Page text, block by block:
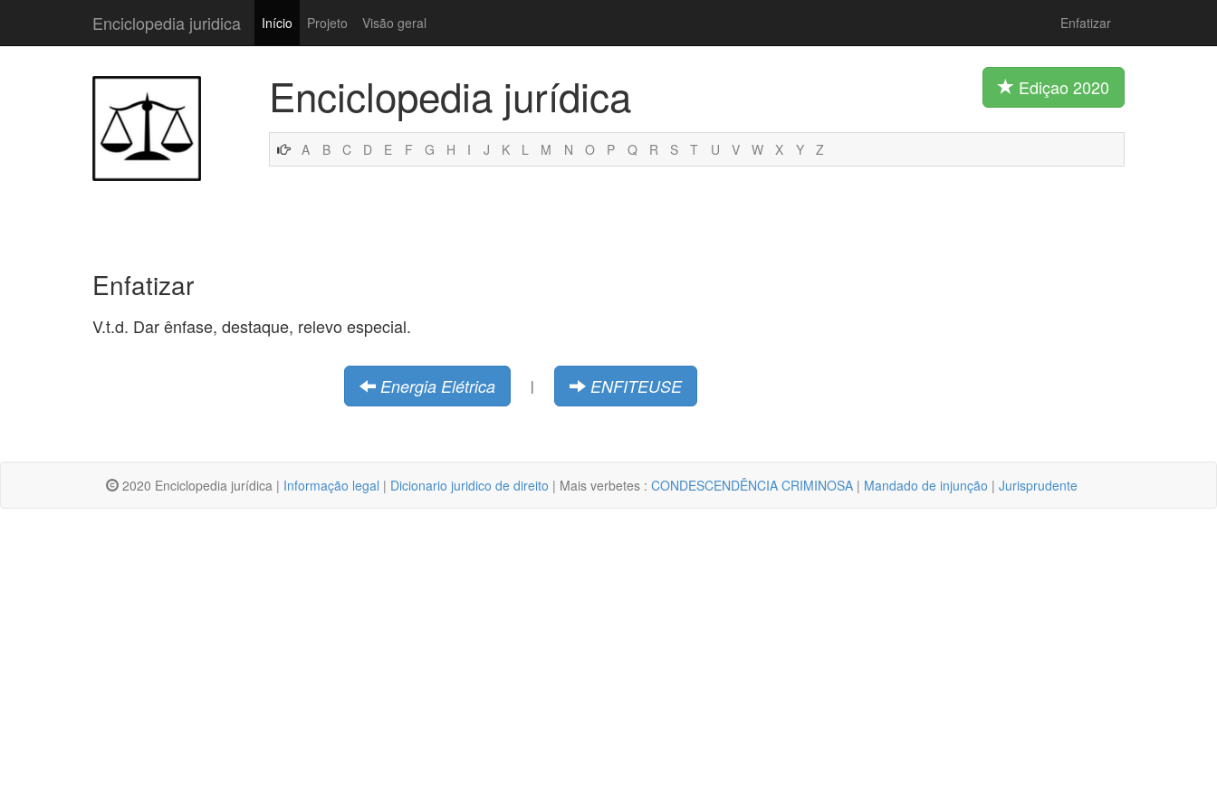
Enciclopedia juridica Início Projeto Visão geral Enfatizar
Enciclopedia jurídica Ediçao 2020
A B C D E F G H I J K L M N O P Q R S T U V W X Y Z
Enfatizar
V.t.d. Dar ênfase, destaque, relevo especial.
Energia Elétrica | ENFITEUSE
2020 Enciclopedia jurídica | Informação legal | Dicionario juridico de direito | Mais verbetes : CONDESCENDÊNCIA CRIMINOSA | Mandado de injunção | Jurisprudente